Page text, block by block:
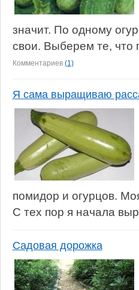
значит. По одному
свои. Выберем те, что
Комментариев (1)
Я сама выращиваю
помидор и огурцов.
С тех пор я начала
Садовая дорожка